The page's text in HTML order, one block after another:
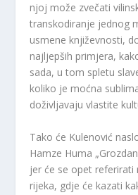
njoj može zvečati
transkodiranje jednog
usmene književnosti,
najljepših primjera,
sada, u tom spletu
koliko je moćna
doživljavaju vlastite
Tako će Kulenović
Hamze Huma
jer će se opet referirati
rijeka, gdje će kazati